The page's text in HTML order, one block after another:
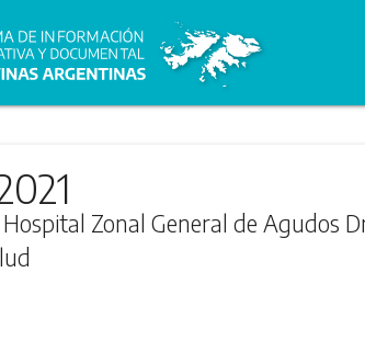
Zonal General de Agudos